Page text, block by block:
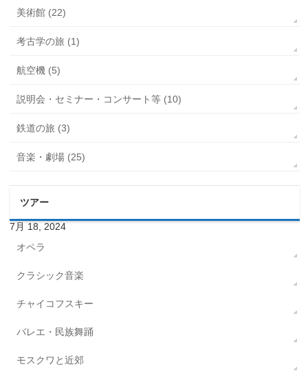
美術館 (22)
考古学の旅 (1)
航空機 (5)
説明会・セミナー・コンサート等 (10)
鉄道の旅 (3)
音楽・劇場 (25)
ツアー
7月 18, 2024
オペラ
クラシック音楽
チャイコフスキー
バレエ・民族舞踊
モスクワと近郊